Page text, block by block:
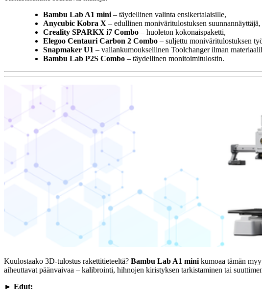
Bambu Lab A1 mini – täydellinen valinta ensikertalaisille,
Anycubic Kobra X – edullinen moniväritulostuksen suunnannäyttäjä,
Creality SPARKX i7 Combo – huoleton kokonaispaketti,
Elegoo Centauri Carbon 2 Combo – suljettu moniväritulostuksen
Snapmaker U1 – vallankumouksellinen Toolchanger ilman
Bambu Lab P2S Combo – täydellinen monitoimitulostin.
Kuulostaako 3D-tulostus rakettitieteeltä? Bambu Lab A1 mini kumoaa tämän
aiheuttavat päänvaivaa – kalibrointi, hihnojen kiristyksen tarkistaminen tai
► Edut: